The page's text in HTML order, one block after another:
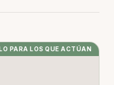
PARA LOS QUE ACTÚAN